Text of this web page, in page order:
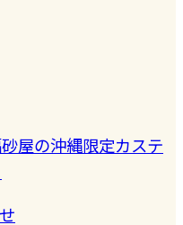
屋の沖縄限定カステ